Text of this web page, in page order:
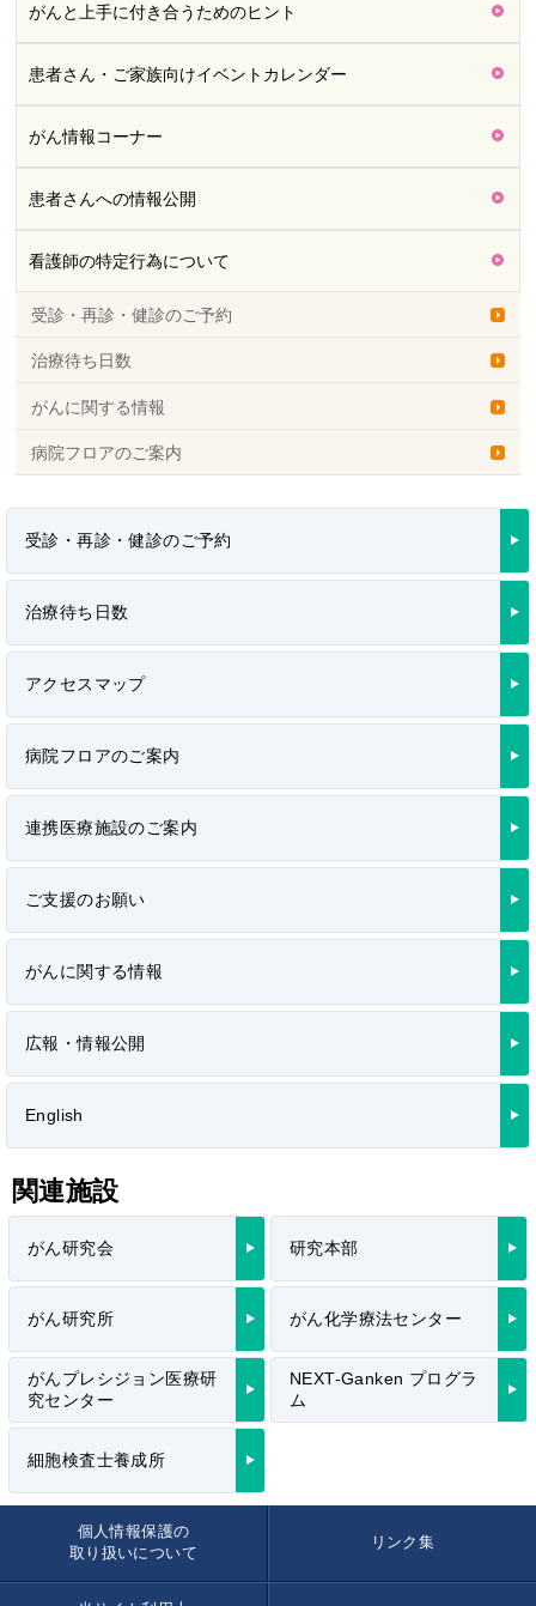
がんと上手に付き合うためのヒント
患者さん・ご家族向けイベントカレンダー
がん情報コーナー
患者さんへの情報公開
看護師の特定行為について
受診・再診・健診のご予約
治療待ち日数
がんに関する情報
病院フロアのご案内
受診・再診・健診のご予約
治療待ち日数
アクセスマップ
病院フロアのご案内
連携医療施設のご案内
ご支援のお願い
がんに関する情報
広報・情報公開
English
関連施設
がん研究会 研究本部
がん研究所 がん化学療法センター
がんプレシジョン医療研
究センター
NEXT-Ganken プログラ
ム
細胞検査士養成所
個人情報保護の
取り扱いについて
リンク集